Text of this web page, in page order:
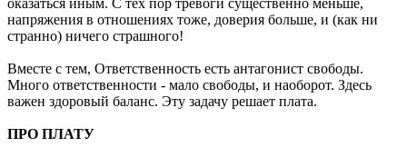
напряжения в отношениях тоже, доверия больше, и (как ни
странно) ничего страшного!
Вместе с тем, Ответственность есть антагонист свободы.
Много ответственности - мало свободы, и наоборот. Здесь
важен здоровый баланс. Эту задачу решает плата.
ПРО ПЛАТУ